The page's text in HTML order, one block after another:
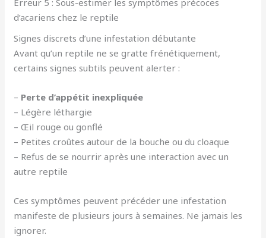
d’acariens chez le reptile
Signes discrets d’une infestation débutante
Avant qu’un reptile ne se gratte frénétiquement,
certains signes subtils peuvent alerter :
– Perte d’appétit inexpliquée
– Légère léthargie
– Œil rouge ou gonflé
– Petites croûtes autour de la bouche ou du cloaque
– Refus de se nourrir après une interaction avec un
autre reptile
Ces symptômes peuvent précéder une infestation
manifeste de plusieurs jours à semaines. Ne jamais les
ignorer.